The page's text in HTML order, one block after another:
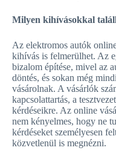
Milyen kihívásokkal
Az elektromos autók
kihívás is felmerülhet. Az
bizalom építése, mivel az
döntés, és sokan még
vásárolnak. A vásárlók
kapcsolattartás, a
kérdéseikre. Az online
nem kényelmes, hogy ne
kérdéseket személyesen
közvetlenül is megnézni.